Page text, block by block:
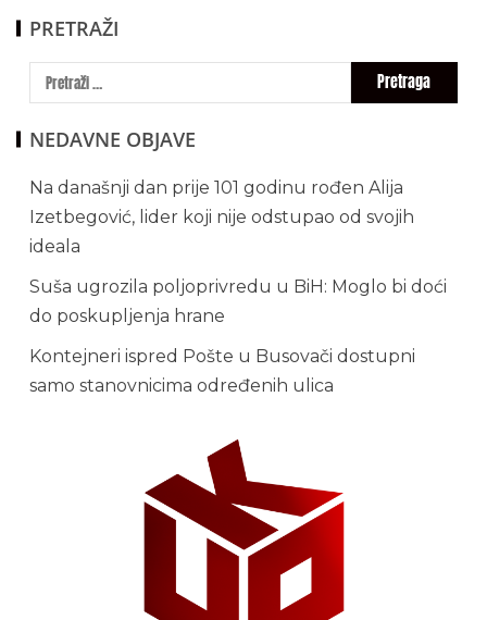
PRETRAŽI
NEDAVNE OBJAVE
Na današnji dan prije 101 godinu rođen Alija
Izetbegović, lider koji nije odstupao od svojih
ideala
Suša ugrozila poljoprivredu u BiH: Moglo bi doći
do poskupljenja hrane
Kontejneri ispred Pošte u Busovači dostupni
samo stanovnicima određenih ulica